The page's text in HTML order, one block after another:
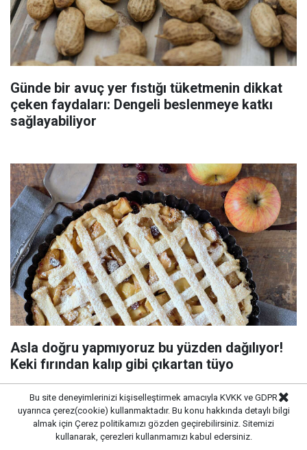
Günde bir avuç yer fıstığı tüketmenin dikkat
çeken faydaları: Dengeli beslenmeye katkı
sağlayabiliyor
Asla doğru yapmıyoruz bu yüzden dağılıyor!
Keki fırından kalıp gibi çıkartan tüyo
Bu site deneyimlerinizi kişiselleştirmek amacıyla KVKK ve GDPR
uyarınca çerez(cookie) kullanmaktadır. Bu konu hakkında detaylı bilgi
almak için Çerez politikamızı gözden geçirebilirsiniz. Sitemizi
kullanarak, çerezleri kullanmamızı kabul edersiniz.